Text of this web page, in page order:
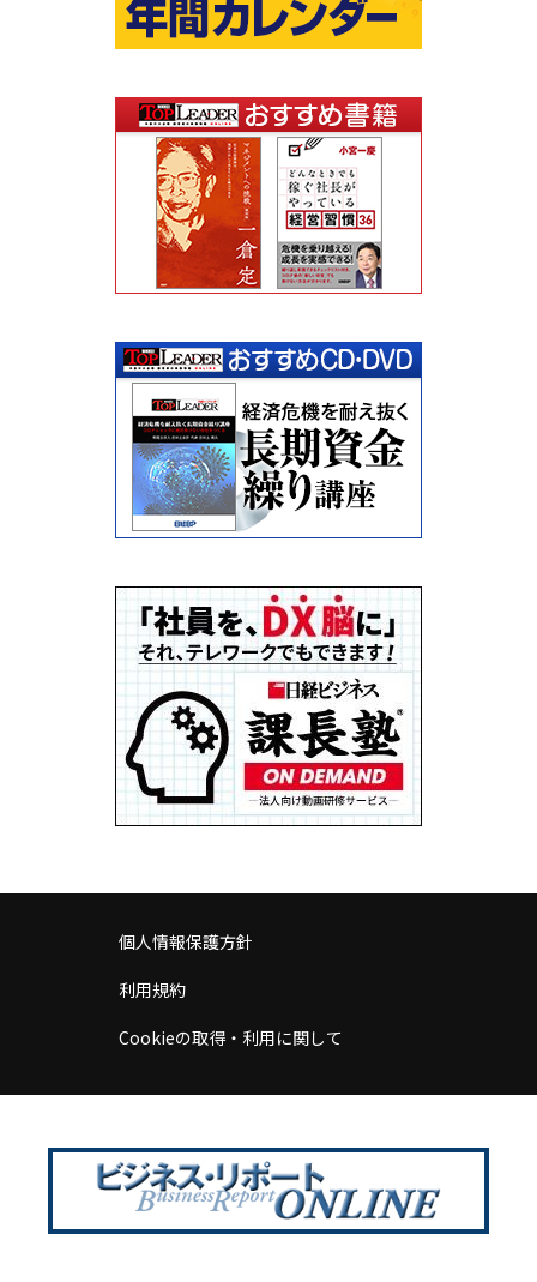
個人情報保護方針
利用規約
Cookieの取得・利用に関して